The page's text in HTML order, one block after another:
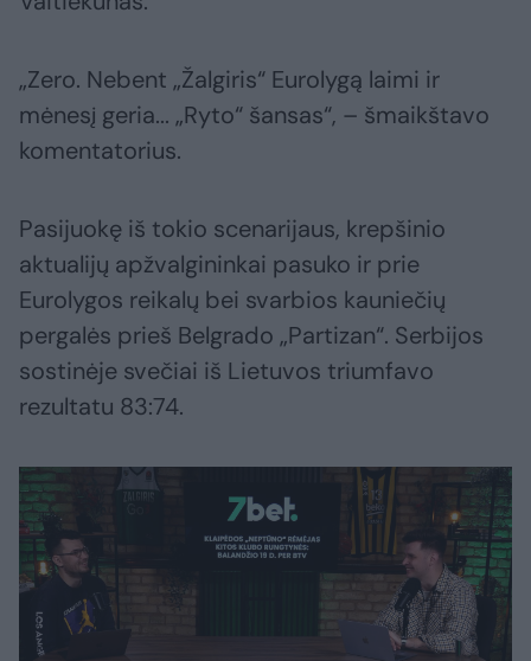
„Zero. Nebent „Žalgiris“ Eurolygą laimi ir
mėnesį geria... „Ryto“ šansas“, – šmaikštavo
komentatorius.
Pasijuokę iš tokio scenarijaus, krepšinio
aktualijų apžvalgininkai pasuko ir prie
Eurolygos reikalų bei svarbios kauniečių
pergalės prieš Belgrado „Partizan“. Serbijos
sostinėje svečiai iš Lietuvos triumfavo
rezultatu 83:74.